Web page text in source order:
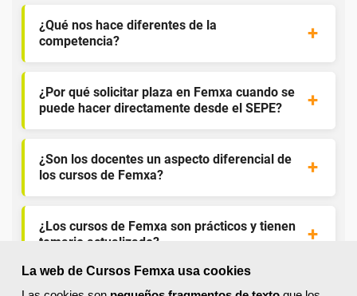
La web de Cursos Femxa usa cookies
¿Qué nos hace diferentes de la
competencia?
¿Por qué solicitar plaza en Femxa cuando se
puede hacer directamente desde el SEPE?
¿Son los docentes un aspecto diferencial de
los cursos de Femxa?
¿Los cursos de Femxa son prácticos y tienen
temario actualizado?